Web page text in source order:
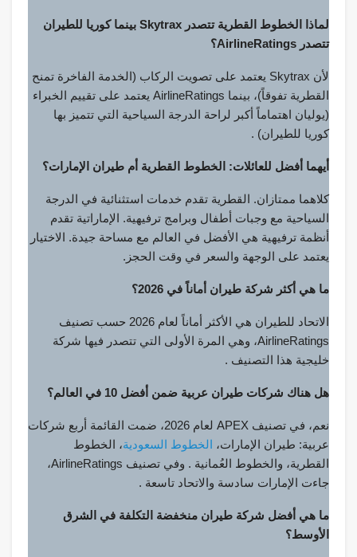
لماذا الخطوط القطرية تتصدر Skytrax بينما كوريا للطيران
تتصدر AirlineRatings؟
لأن Skytrax يعتمد على تصويت الركاب (الخدمة الفاخرة تمنح
القطرية تفوقاً)، بينما AirlineRatings يعتمد على تقييم الخبراء
(يوليان اهتماماً أكبر لراحة الدرجة السياحية التي تتميز بها
كوريا للطيران) .
أيهما أفضل للعائلات: الخطوط القطرية أم طيران الإمارات؟
كلاهما ممتازان. القطرية تقدم خدمات استثنائية في الدرجة
السياحية مع وجبات أطفال وبرامج ترفيهية. الإماراتية تقدم
أنظمة ترفيهية هي الأفضل في العالم مع مساحة جيدة. الاختيار
يعتمد على الوجهة والسعر في وقت الحجز.
ما هي أكثر شركة طيران أماناً في 2026؟
الاتحاد للطيران هي الأكثر أماناً لعام 2026 حسب تصنيف
AirlineRatings، وهي المرة الأولى التي تتصدر فيها شركة
خليجية هذا التصنيف .
هل هناك شركات طيران عربية ضمن أفضل 10 في العالم؟
نعم، في تصنيف APEX لعام 2026، ضمت القائمة أربع شركات
عربية: طيران الإمارات، الخطوط السعودية، الخطوط
القطرية، والخطوط العُمانية . وفي تصنيف AirlineRatings،
جاءت الإمارات سادسة والاتحاد تاسعة .
ما هي أفضل شركة طيران منخفضة التكلفة في الشرق
الأوسط؟